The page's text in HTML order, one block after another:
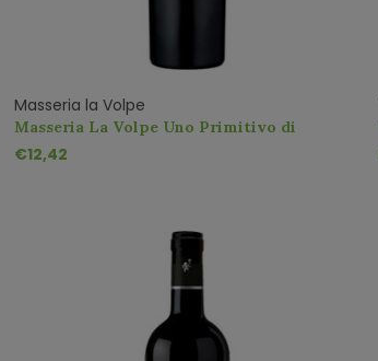
Masseria la Volpe
Masseria La Volpe Uno Primitivo di
Manduria DOC
€12,42